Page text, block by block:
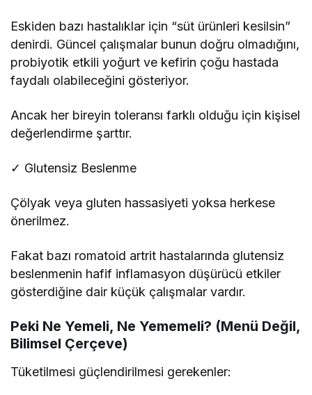
Eskiden bazı hastalıklar için “süt ürünleri kesilsin”
denirdi. Güncel çalışmalar bunun doğru olmadığını,
probiyotik etkili yoğurt ve kefirin çoğu hastada
faydalı olabileceğini gösteriyor.
Ancak her bireyin toleransı farklı olduğu için kişisel
değerlendirme şarttır.
✓ Glutensiz Beslenme
Çölyak veya gluten hassasiyeti yoksa herkese
önerilmez.
Fakat bazı romatoid artrit hastalarında glutensiz
beslenmenin hafif inflamasyon düşürücü etkiler
gösterdiğine dair küçük çalışmalar vardır.
Peki Ne Yemeli, Ne Yememeli? (Menü Değil,
Bilimsel Çerçeve)
Tüketilmesi güçlendirilmesi gerekenler: